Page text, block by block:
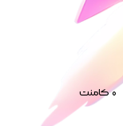
0 کامنت